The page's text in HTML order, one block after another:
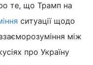
те, що Трамп на
ситуації щодо
між
про Україну